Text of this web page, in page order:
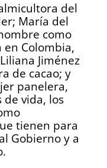
del
María del
como
Colombia,
Jiménez
de cacao; y
panelera,
vida, los
tienen para
Gobierno y a